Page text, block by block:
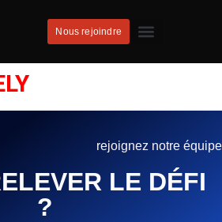
Nous rejoindre
rejoignez notre équipe
LE DÉFI
?